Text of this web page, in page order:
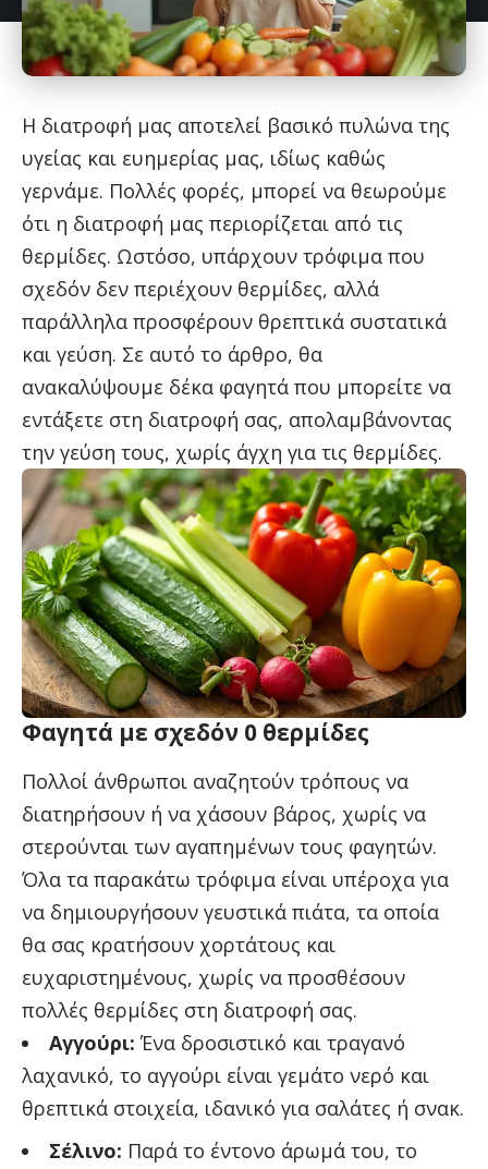
Η διατροφή μας αποτελεί βασικό πυλώνα της
υγείας και ευημερίας μας, ιδίως καθώς
γερνάμε. Πολλές φορές, μπορεί να θεωρούμε
ότι η διατροφή μας περιορίζεται από τις
θερμίδες. Ωστόσο, υπάρχουν τρόφιμα που
σχεδόν δεν περιέχουν θερμίδες, αλλά
παράλληλα προσφέρουν θρεπτικά συστατικά
και γεύση. Σε αυτό το άρθρο, θα
ανακαλύψουμε δέκα φαγητά που μπορείτε να
εντάξετε στη διατροφή σας, απολαμβάνοντας
την γεύση τους, χωρίς άγχη για τις θερμίδες.
Φαγητά με σχεδόν 0 θερμίδες
Πολλοί άνθρωποι αναζητούν τρόπους να
διατηρήσουν ή να χάσουν βάρος, χωρίς να
στερούνται των αγαπημένων τους φαγητών.
Όλα τα παρακάτω τρόφιμα είναι υπέροχα για
να δημιουργήσουν γευστικά πιάτα, τα οποία
θα σας κρατήσουν χορτάτους και
ευχαριστημένους, χωρίς να προσθέσουν
πολλές θερμίδες στη διατροφή σας.
Αγγούρι: Ένα δροσιστικό και τραγανό
λαχανικό, το αγγούρι είναι γεμάτο νερό και
θρεπτικά στοιχεία, ιδανικό για σαλάτες ή σνακ.
Σέλινο: Παρά το έντονο άρωμά του, το